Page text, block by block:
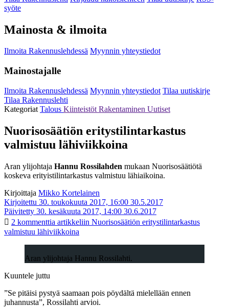
syöte
Mainosta & ilmoita
Ilmoita Rakennuslehdessä Myynnin yhteystiedot
Mainostajalle
Ilmoita Rakennuslehdessä Myynnin yhteystiedot Tilaa uutiskirje
Tilaa Rakennuslehti
Kategoriat Talous Kiinteistöt Rakentaminen Uutiset
Nuorisosäätiön eritystilintarkastus
valmistuu lähiviikkoina
Aran ylijohtaja Hannu Rossilahden mukaan Nuorisosäätiötä
koskeva erityistilintarkastus valmistuu lähiaikoina.
Kirjoittaja Mikko Kortelainen
Kirjoitettu 30. toukokuuta 2017, 16:00 30.5.2017
Päivitetty 30. kesäkuuta 2017, 14:00 30.6.2017
2 kommenttia artikkeliin Nuorisosäätiön eritystilintarkastus
valmistuu lähiviikkoina
Aran ylijohtaja Hannu Rossilahti.
Kuuntele juttu
”Se pitäisi pystyä saamaan pois pöydältä mielellään ennen
juhannusta”, Rossilahti arvioi.